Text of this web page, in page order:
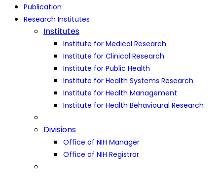
Publication
Research Institutes
Institutes
Institute for Medical Research
Institute for Clinical Research
Institute for Public Health
Institute for Health Systems Research
Institute for Health Management
Institute for Health Behavioural Research
Divisions
Office of NIH Manager
Office of NIH Registrar